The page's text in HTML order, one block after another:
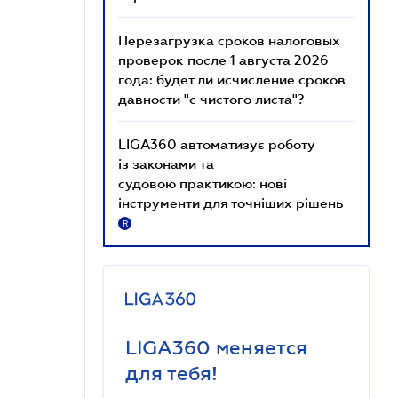
Перезагрузка сроков налоговых
проверок после 1 августа 2026
года: будет ли исчисление сроков
давности "с чистого листа"?
LIGA360 автоматизує роботу
із законами та
судовою практикою: нові
інструменти для точніших рішень
R
LIGA360 меняется
для тебя!